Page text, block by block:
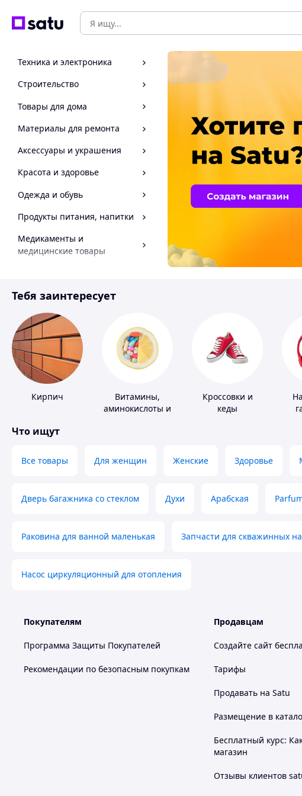
Техника и электроника
Строительство
Товары для дома
Материалы для ремонта
Аксессуары и украшения
Красота и здоровье
Одежда и обувь
Продукты питания, напитки
Медикаменты и
медицинские товары
Инструмент
Тебя заинтересует
Кирпич
Витамины,
аминокислоты и
Кроссовки и
кеды
Что ищут
Все товары Для женщин Женские Здоровье
Дверь багажника со стеклом Духи Арабская
Раковина для ванной маленькая Запчасти для скважинных
Насос циркуляционный для отопления
Покупателям
Программа Защиты Покупателей
Рекомендации по безопасным покупкам
Продавцам
Создайте сайт
Тарифы
Продавать на Satu
Размещение в
Бесплатный курс:
магазин
Отзывы клиентов